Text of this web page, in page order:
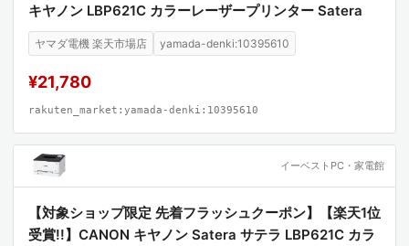
キヤノン LBP621C カラーレーザープリンター Satera
ヤマダ電機 楽天市場店 yamada-denki:10395610
¥21,780
rakuten_market:yamada-denki:10395610
イーベストPC・家電館
【対象ショップ限定 先着フラッシュクーポン】【楽天1位
受賞!!】CANON キヤノン Satera サテラ LBP621C カラ